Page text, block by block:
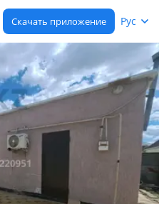
Скачать приложение Рус